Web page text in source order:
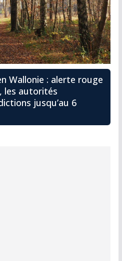
Wallonie : alerte rouge
les autorités
jusqu’au 6